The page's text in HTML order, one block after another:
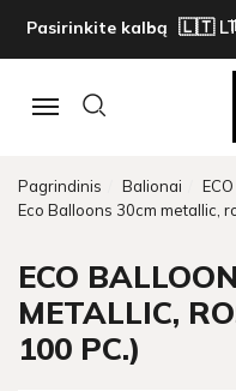
Pasirinkite kalbą
Navigacija
Pagrindinis Balionai
Eco Balloons 30cm metallic,
ECO
METALLIC,
100 PC.)